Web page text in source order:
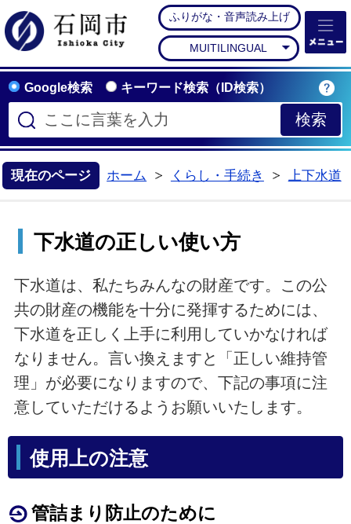
石岡市公式ホームペー
ふりがな・音声読み上げ
MUITILINGUAL
Google検索 キーワード検索（ID検索）
現在のページ ホーム
くらし・手続き
上下水道
下水道の正しい使い方
下水道は、私たちみんなの財産です。この公
共の財産の機能を十分に発揮するためには、
下水道を正しく上手に利用していかなければ
なりません。言い換えますと「正しい維持管
理」が必要になりますので、下記の事項に注
意していただけるようお願いいたします。
使用上の注意
管詰まり防止のために